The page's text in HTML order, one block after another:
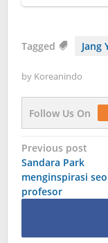
Tagged Jang
by Koreanindo
Follow Us On
Post
Previous post
Sandara Park
menginspirasi
profesor